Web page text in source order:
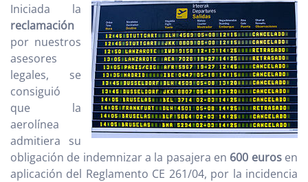
Iniciada la
reclamación
por nuestros
asesores
legales, se
consiguió
que la
aerolínea
admitiera su
obligación de indemnizar a la pasajera en 600 eurosen
aplicación del Reglamento CE 261/04, por la incidencia